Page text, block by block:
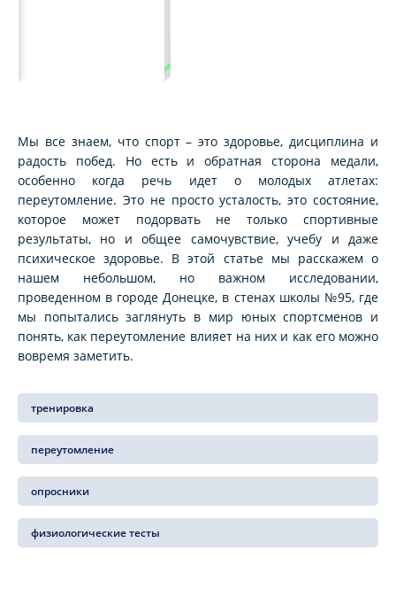
Мы все знаем, что спорт – это здоровье, дисциплина и
радость побед. Но есть и обратная сторона медали,
особенно когда речь идет о молодых атлетах:
переутомление. Это не просто усталость, это состояние,
которое может подорвать не только спортивные
результаты, но и общее самочувствие, учебу и даже
психическое здоровье. В этой статье мы расскажем о
нашем небольшом, но важном исследовании,
проведенном в городе Донецке, в стенах школы №95, где
мы попытались заглянуть в мир юных спортсменов и
понять, как переутомление влияет на них и как его можно
вовремя заметить.
тренировка
переутомление
опросники
физиологические тесты